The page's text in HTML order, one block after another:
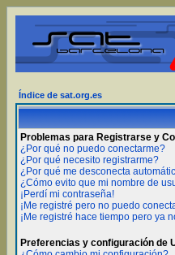
Índice de sat.org.es
Problemas para Registrarse y
¿Por qué no puedo conectarme?
¿Por qué necesito registrarme?
¿Por qué me desconecta
¿Cómo evito que mi nombre de
¡Perdí mi contraseña!
¡Me registré pero no puedo
¡Me registré hace tiempo pero ya
Preferencias y configuración de